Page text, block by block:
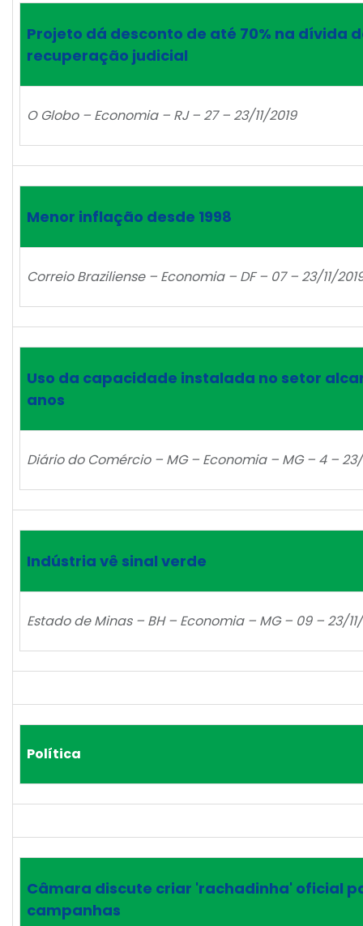
Projeto dá desconto de até 70% na dívida
recuperação judicial
O Globo – Economia – RJ – 27 – 23/11/2019
Menor inflação desde 1998
Correio Braziliense – Economia – DF – 07 – 23/11/
Uso da capacidade instalada no setor
anos
Diário do Comércio – MG – Economia – MG – 4 – 23/
Indústria vê sinal verde
Estado de Minas – BH – Economia – MG – 09 – 23/
Política
Câmara discute criar 'rachadinha' oficial
campanhas